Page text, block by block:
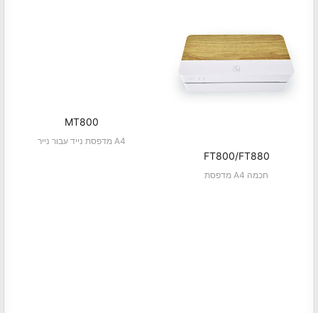
MT800
מדפסת נייד עבור נייר A4
FT800/FT880
מדפסת A4 חכמה